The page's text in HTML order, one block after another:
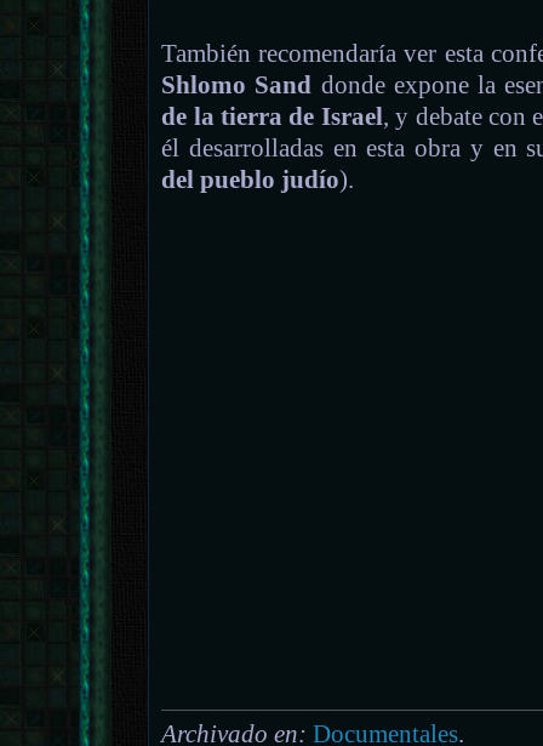
También recomendaría ver esta
Shlomo Sand donde expone la
de la tierra de Israel, y debate con
él desarrolladas en esta obra y en
del pueblo judío).
Archivado en: Documentales.